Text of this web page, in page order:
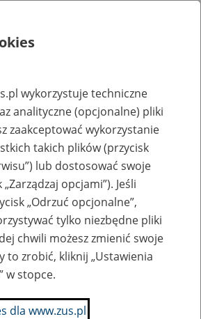
lub
zakładów pracy
wykorzystuje techniczne
analityczne (opcjonalne) pliki
zaakceptować wykorzystanie
takich plików (przycisk
lub dostosować swoje
opcjami”). Jeśli
„Odrzuć opcjonalne”,
tylko niezbędne pliki
chwili możesz zmienić swoje
to zrobić, kliknij „Ustawienia
w stopce.
dla www.zus.pl